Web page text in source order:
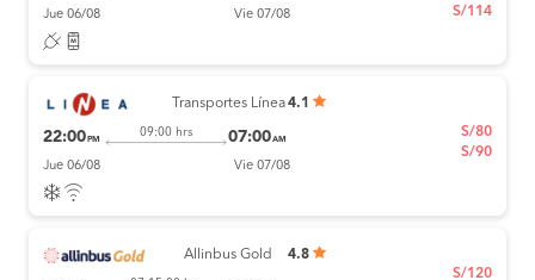
Jue 06/08 Vie 07/08
S/114
Transportes Línea 4.1
22:00 PM
09:00 hrs 07:00AM
Jue 06/08 Vie 07/08
S/80
S/90
Allinbus Gold 4.8
S/120